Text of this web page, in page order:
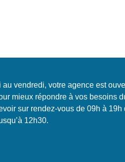
au vendredi, votre agence est
mieux répondre à vos besoins
sur rendez-vous de 09h à
12h30.